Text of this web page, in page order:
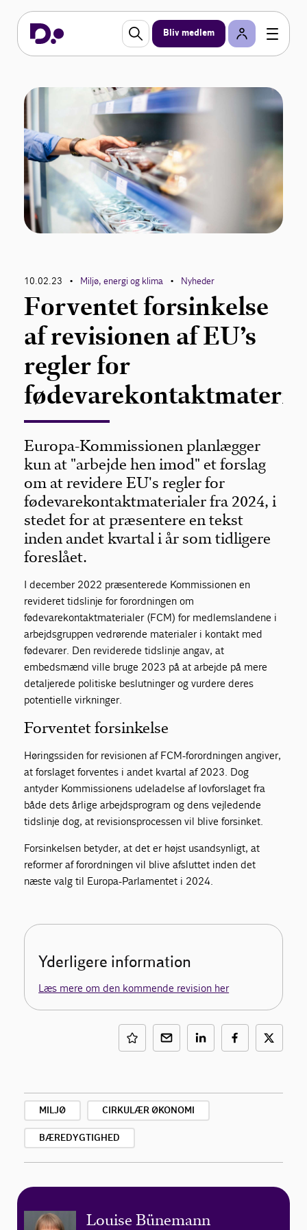
Bliv medlem
10.02.23 • Miljø, energi og klima • Nyheder
Forventet forsinkelse
af revisionen af EU’s
regler for
Europa-Kommissionen planlægger
kun at "arbejde hen imod" et forslag
om at revidere EU's regler for
fødevarekontaktmaterialer fra 2024, i
stedet for at præsentere en tekst
inden andet kvartal i år som tidligere
foreslået.
I december 2022 præsenterede Kommissionen en
revideret tidslinje for forordningen om
fødevarekontaktmaterialer (FCM) for medlemslandene i
arbejdsgruppen vedrørende materialer i kontakt med
fødevarer. Den reviderede tidslinje angav, at
embedsmænd ville bruge 2023 på at arbejde på mere
detaljerede politiske beslutninger og vurdere deres
potentielle virkninger.
Forventet forsinkelse
Høringssiden for revisionen af FCM-forordningen angiver,
at forslaget forventes i andet kvartal af 2023. Dog
antyder Kommissionens udeladelse af lovforslaget fra
både dets årlige arbejdsprogram og dens vejledende
tidslinje dog, at revisionsprocessen vil blive forsinket.
Forsinkelsen betyder, at det er højst usandsynligt, at
reformer af forordningen vil blive afsluttet inden det
næste valg til Europa-Parlamentet i 2024.
Yderligere information
Læs mere om den kommende revision her
MILJØ CIRKULÆR ØKONOMI
BÆREDYGTIGHED
Louise Bünemann